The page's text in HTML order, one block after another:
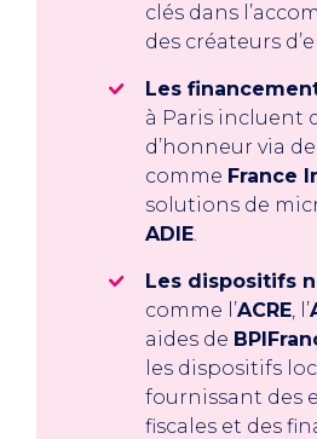
clés dans
des créateurs
Les
à Paris incluent
d’honneur via
comme France
solutions de
ADIE.
Les dispositifs
comme l’ACRE, l’
aides de
les dispositifs
fournissant des
fiscales et des